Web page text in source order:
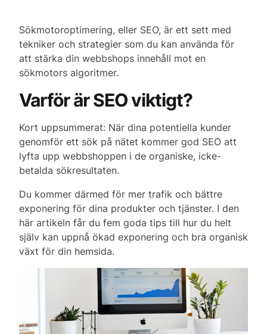
Sökmotoroptimering, eller SEO, är ett sett med
tekniker och strategier som du kan använda för
att stärka din webbshops innehåll mot en
sökmotors algoritmer.
Varför är SEO viktigt?
Kort uppsummerat: När dina potentiella kunder
genomför ett sök på nätet kommer god SEO att
lyfta upp webbshoppen i de organiske, icke-
betalda sökresultaten.
Du kommer därmed för mer trafik och bättre
exponering för dina produkter och tjänster. I den
här artikeln får du fem goda tips till hur du helt
själv kan uppnå ökad exponering och bra organisk
växt för din hemsida.